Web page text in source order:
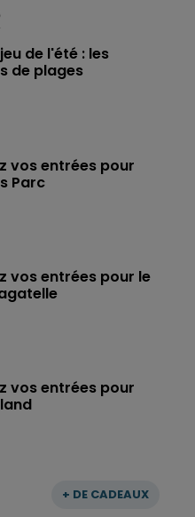
+ DE CADEAUX
de l'été : les
de plages
vos entrées pour
Parc
vos entrées pour le
vos entrées pour